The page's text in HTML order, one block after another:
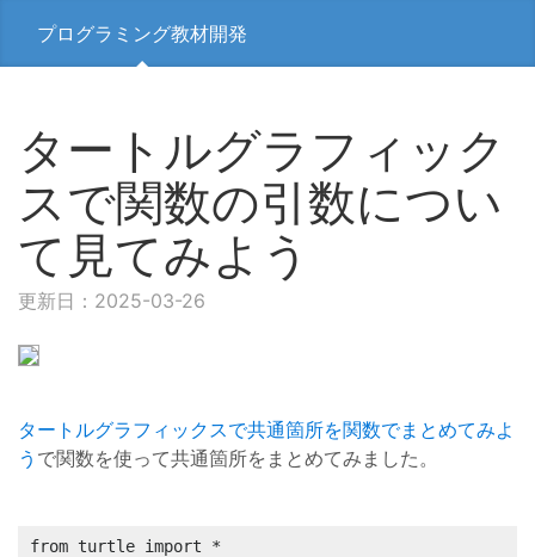
プログラミング教材開発
タートルグラフィック
スで関数の引数につい
て見てみよう
更新日：2025-03-26
タートルグラフィックスで共通箇所を関数でまとめてみよ
う で関数を使って共通箇所をまとめてみました。
from turtle import *